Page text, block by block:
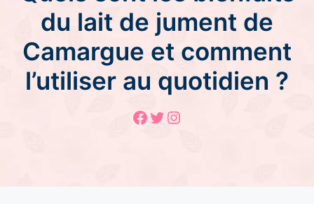
du lait de jument de
Camargue et comment
l’utiliser au quotidien ?
Facebook
Twitter
Instagram